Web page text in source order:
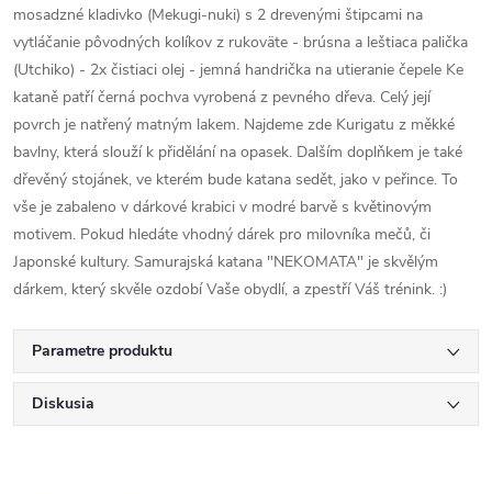
mosadzné kladivko (Mekugi-nuki) s 2 drevenými štipcami na
vytláčanie pôvodných kolíkov z rukoväte - brúsna a leštiaca palička
(Utchiko) - 2x čistiaci olej - jemná handrička na utieranie čepele Ke
kataně patří černá pochva vyrobená z pevného dřeva. Celý její
povrch je natřený matným lakem. Najdeme zde Kurigatu z měkké
bavlny, která slouží k přidělání na opasek. Dalším doplňkem je také
dřevěný stojánek, ve kterém bude katana sedět, jako v peřince. To
vše je zabaleno v dárkové krabici v modré barvě s květinovým
motivem. Pokud hledáte vhodný dárek pro milovníka mečů, či
Japonské kultury. Samurajská katana "NEKOMATA" je skvělým
dárkem, který skvěle ozdobí Vaše obydlí, a zpestří Váš trénink. :)
Parametre produktu
Diskusia